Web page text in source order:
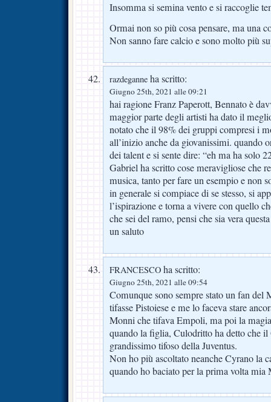
Insomma si semina vento e si raccoglie
Ormai non so più cosa pensare, ma una
Non sanno fare calcio e sono molto più
razdeganne ha scritto:
Giugno 25th, 2021 alle 09:21
hai ragione Franz Paperott, Bennato è
maggior parte degli artisti ha dato il
notato che il 98% dei gruppi compresi i
all’inizio anche da giovanissimi. quando
dei talent e si sente dire: “eh ma ha solo
Gabriel ha scritto cose meravigliose che
musica, tanto per fare un esempio e non
in generale si compiace di se stesso, si
l’ispirazione e torna a vivere con quello
che sei del ramo, pensi che sia vera
un saluto
FRANCESCO ha scritto:
Giugno 25th, 2021 alle 09:54
Comunque sono sempre stato un fan del
tifasse Pistoiese e me lo faceva stare
Monni che tifava Empoli, ma poi la
quando la figlia, Culodritto ha detto che il
grandissimo tifoso della Juventus.
Non ho più ascoltato neanche Cyrano la
quando ho baciato per la prima volta